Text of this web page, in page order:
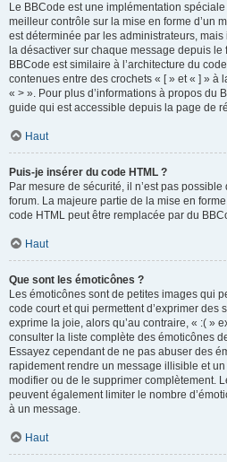
Le BBCode est une implémentation
meilleur contrôle sur la mise en forme d’un
est déterminée par les administrateurs,
la désactiver sur chaque message depuis
BBCode est similaire à l’architecture du
contenues entre des crochets « [ » et « ] » à
« > ». Pour plus d’informations à propos du
guide qui est accessible depuis la page de
Haut
Puis-je insérer du code HTML ?
Par mesure de sécurité, il n’est pas
forum. La majeure partie de la mise en
code HTML peut être remplacée par du
Haut
Que sont les émoticônes ?
Les émoticônes sont de petites images qui
code court et qui permettent d’exprimer des
exprime la joie, alors qu’au contraire, « :( »
consulter la liste complète des émoticônes
Essayez cependant de ne pas abuser des
rapidement rendre un message illisible et
modifier ou de le supprimer complètement.
peuvent également limiter le nombre
à un message.
Haut